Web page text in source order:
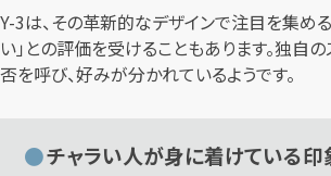
Y-3は、その革新的なデザインで注目を集め
い」との評価を受けることもあります。独自
否を呼び、好みが分かれているようです。
チャラい人が身に着けている